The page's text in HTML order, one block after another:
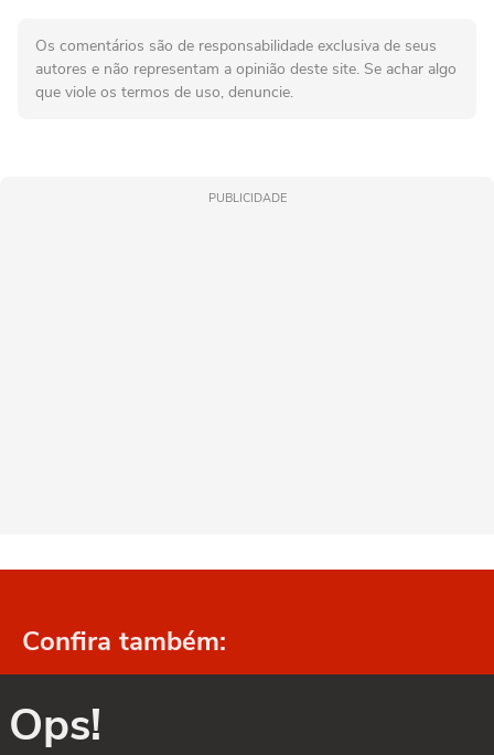
Os comentários são de responsabilidade exclusiva de seus
autores e não representam a opinião deste site. Se achar algo
que viole os termos de uso, denuncie.
PUBLICIDADE
Confira também:
Ops!